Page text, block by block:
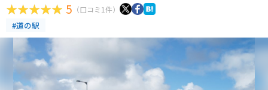
5 （口コミ1件）
#道の駅